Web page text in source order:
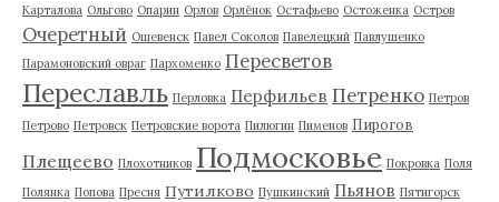
Карталова Ольгово Опарин Орлов Орлёнок Остафьево Остоженка Остров
Очеретный Ошевенск Павел Соколов Павелецкий Павлушенко
Парамоновский овраг Пархоменко Пересветов
Переславль Перловка Перфильев Петренко Петров
Петрово Петровск Петровские ворота Пилюгин Пименов Пирогов
Плещеево Плохотников Подмосковье Покровка Поля
Полянка Попова Пресня Путилково Пушкинский Пьянов Пятигорск